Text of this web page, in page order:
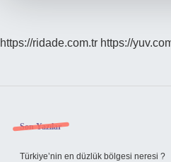
https://ridade.com.tr https://
Sidebar
Son Yazılar
Türkiye’nin en düzlük bölgesi neresi ?